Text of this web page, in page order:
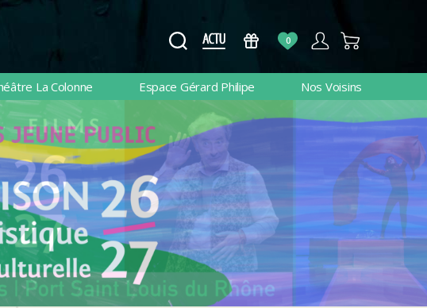
0
La Colonne Espace Gérard Philipe Nos Voisins